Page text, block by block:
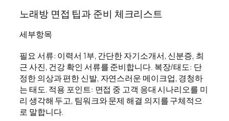
노래방 면접 팁과 준비 체크리스트
세부항목
필요 서류: 이력서 1부, 간단한 자기소개서, 신분증, 최
근 사진, 건강 확인 서류를 준비합니다. 복장/태도: 단
정한 의상과 편한 신발, 자연스러운 메이크업, 경청하
는 태도. 적용 포인트: 면접 중 고객 응대 시나리오를 미
리 생각해 두고, 팀워크와 문제 해결 의지를 구체적으
로 말합니다.